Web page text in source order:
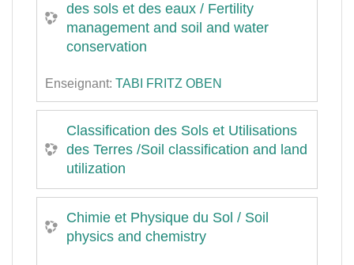
des sols et des eaux / Fertility
management and soil and water
conservation
Enseignant: TABI FRITZ OBEN
Classification des Sols et Utilisations
des Terres /Soil classification and land
utilization
Chimie et Physique du Sol / Soil
physics and chemistry